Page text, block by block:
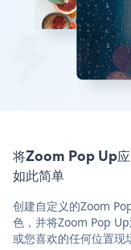
将Zoom Pop Up应
如此简单
创建自定义的Zoom
色，并将Zoom Pop
或您喜欢的任何位置现